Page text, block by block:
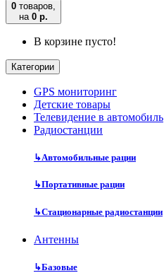
0 товаров,
на 0 р.
В корзине пусто!
Категории
GPS мониторинг
Детские товары
Телевидение в автомобиль
Радиостанции
↳Автомобильные рации
↳Портативные рации
↳Стационарные радиостанции
Антенны
↳Базовые